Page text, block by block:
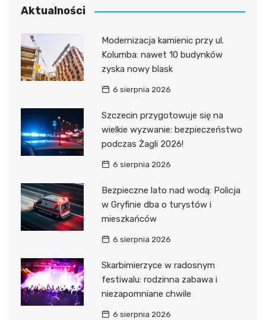
Aktualności
Modernizacja kamienic przy ul.
Kolumba: nawet 10 budynków
zyska nowy blask
6 sierpnia 2026
Szczecin przygotowuje się na
wielkie wyzwanie: bezpieczeństwo
podczas Żagli 2026!
6 sierpnia 2026
Bezpieczne lato nad wodą: Policja
w Gryfinie dba o turystów i
mieszkańców
6 sierpnia 2026
Skarbimierzyce w radosnym
festiwalu: rodzinna zabawa i
niezapomniane chwile
6 sierpnia 2026